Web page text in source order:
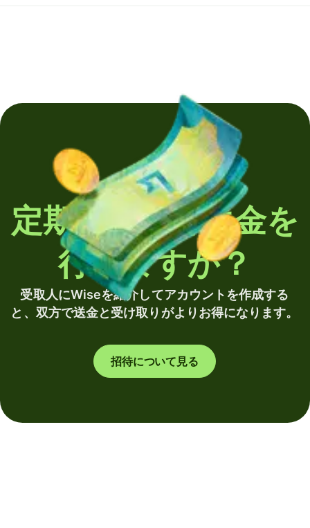
定期的に海外送金を
行いますか？
受取人にWiseを紹介してアカウントを作成する
と、双方で送金と受け取りがよりお得になります。
招待について見る